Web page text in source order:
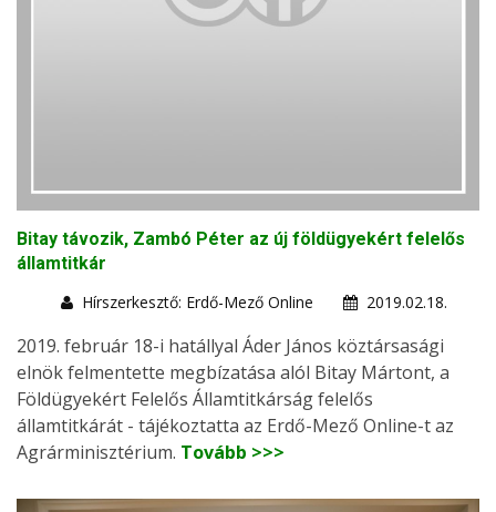
Bitay távozik, Zambó Péter az új földügyekért felelős
államtitkár
Hírszerkesztő: Erdő-Mező Online
2019.02.18.
2019. február 18-i hatállyal Áder János köztársasági
elnök felmentette megbízatása alól Bitay Mártont, a
Földügyekért Felelős Államtitkárság felelős
államtitkárát - tájékoztatta az Erdő-Mező Online-t az
Agrárminisztérium. Tovább >>>